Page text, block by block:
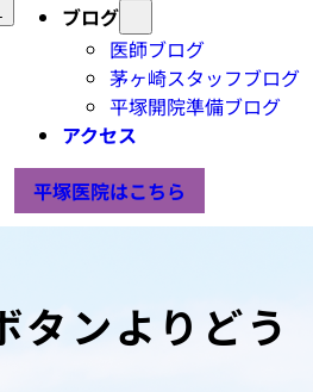
ブログ
医師ブログ
茅ヶ崎スタッフブログ
平塚開院準備ブログ
アクセス
平塚医院はこちら
ンよりどう